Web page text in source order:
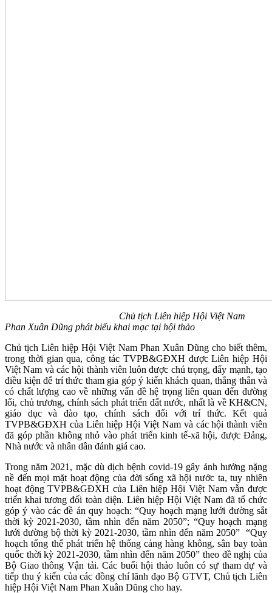
Chủ tịch Liên hiệp Hội Việt Nam
Phan Xuân Dũng phát biểu khai mạc tại hội thảo
Chủ tịch Liên hiệp Hội Việt Nam Phan Xuân Dũng cho biết thêm,
trong thời gian qua, công tác TVPB&GĐXH được Liên hiệp Hội
Việt Nam và các hội thành viên luôn được chú trọng, đẩy mạnh, tạo
điều kiện để trí thức tham gia góp ý kiến khách quan, thẳng thắn và
có chất lượng cao về những vấn đề hệ trọng liên quan đến đường
lối, chủ trương, chính sách phát triển đất nước, nhất là về KH&CN,
giáo dục và đào tạo, chính sách đối với trí thức. Kết quả
TVPB&GĐXH của Liên hiệp Hội Việt Nam và các hội thành viên
đã góp phần không nhỏ vào phát triển kinh tế-xã hội, được Đảng,
Nhà nước và nhân dân đánh giá cao.
Trong năm 2021, mặc dù dịch bệnh covid-19 gây ảnh hưởng nặng
nề đến mọi mặt hoạt động của đời sống xã hội nước ta, tuy nhiên
hoạt động TVPB&GĐXH của Liên hiệp Hội Việt Nam vẫn được
triển khai tương đối toàn diện. Liên hiệp Hội Việt Nam đã tổ chức
góp ý vào các đề án quy hoạch: “Quy hoạch mạng lưới đường sắt
thời kỳ 2021-2030, tầm nhìn đến năm 2050”; “Quy hoạch mạng
lưới đường bộ thời kỳ 2021-2030, tầm nhìn đến năm 2050” “Quy
hoạch tổng thể phát triển hệ thống cảng hàng không, sân bay toàn
quốc thời kỳ 2021-2030, tầm nhìn đến năm 2050” theo đề nghị của
Bộ Giao thông Vận tải. Các buổi hội thảo luôn có sự tham dự và
tiếp thu ý kiến của các đồng chí lãnh đạo Bộ GTVT, Chủ tịch Liên
hiệp Hội Việt Nam Phan Xuân Dũng cho hay.